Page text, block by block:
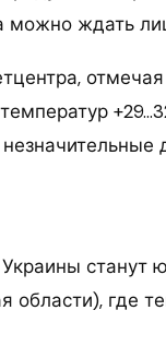
ждать
отмечая
станут
области), где